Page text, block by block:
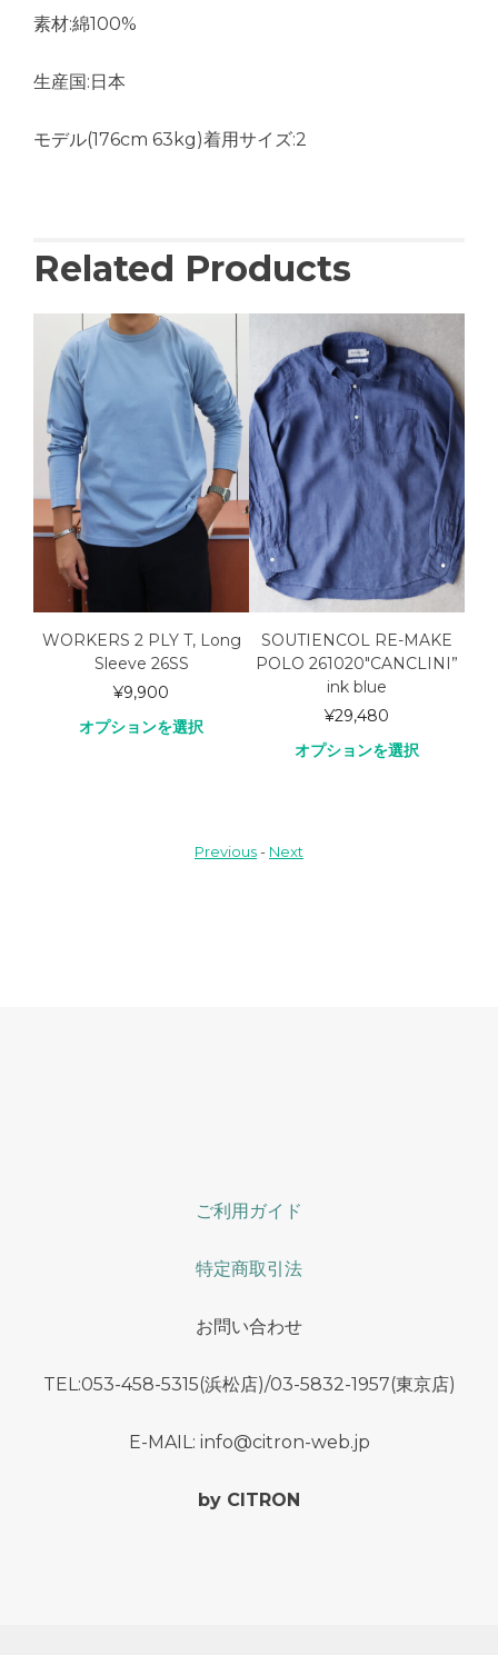
素材:綿100%
生産国:日本
モデル(176cm 63kg)着用サイズ:2
Related Products
WORKERS 2 PLY T, Long
Sleeve 26SS
¥9,900
オプションを選択
SOUTIENCOL RE-MAKE
POLO 261020″CANCLINI”
ink blue
¥29,480
オプションを選択
Previous- Next
ご利用ガイド
特定商取引法
お問い合わせ
TEL:053-458-5315(浜松店)/03-5832-1957(東京店)
E-MAIL: info@citron-web.jp
by CITRON